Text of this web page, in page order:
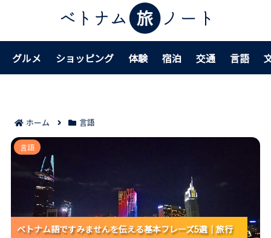
グルメ ショッピング 体験 宿泊 交通 言語
ホーム 言語
ベトナム語ですみませんを伝える基本フレーズ5選｜旅
ベトナム語ですみませんを伝える基本フレーズ5選｜旅行
ベトナム語ですみませんを伝える基本フレーズ5選｜旅行
ベトナム語ですみませんを伝える基本フレーズ5選｜旅行
言語